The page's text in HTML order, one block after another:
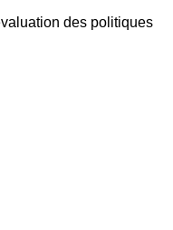
des politiques